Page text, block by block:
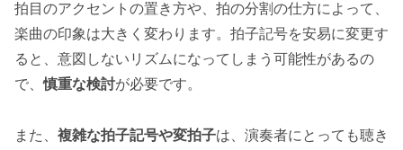
拍目のアクセントの置き方や、拍の分割の仕方によって、
楽曲の印象は大きく変わります。拍子記号を安易に変更す
ると、意図しないリズムになってしまう可能性があるの
で、慎重な検討が必要です。
また、 複雑な拍子記号や変拍子は、演奏者にとっても聴き